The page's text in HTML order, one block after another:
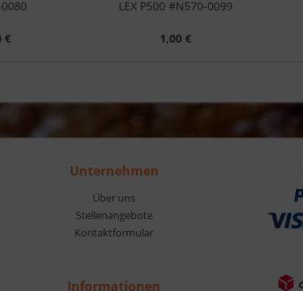
€
LEX P500 #N570-0099
1,00 €
Unternehmen
Über uns
Stellenangebote
Kontaktformular
Informationen